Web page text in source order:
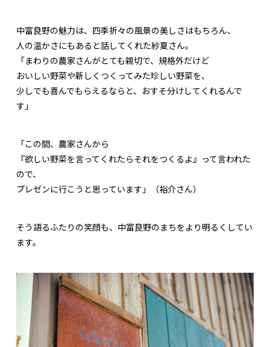
中富良野の魅力は、四季折々の風景の美しさはもちろん、
人の温かさにもあると話してくれた紗夏さん。
「まわりの農家さんがとても親切で、規格外だけど
おいしい野菜や新しくつくってみた珍しい野菜を、
少しでも喜んでもらえるならと、おすそ分けしてくれるんで
す」
「この間、農家さんから
『欲しい野菜を言ってくれたらそれをつくるよ』って言われた
ので、
プレゼンに行こうと思っています」（裕介さん）
そう語るふたりの笑顔も、中富良野のまちをより明るくしてい
ます。